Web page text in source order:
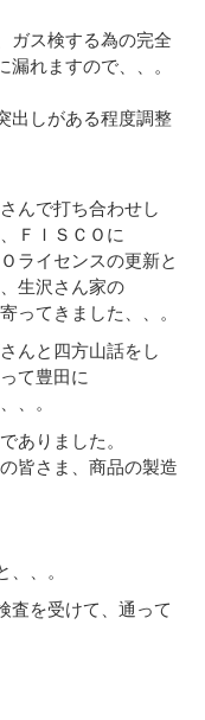
ガス検する為の完全
れますので、、。
出しがある程度調整
んで打ち合わせし
ＦＩＳＣＯに
ライセンスの更新と
生沢さん家の
ってきました、、。
んと四方山話をし
て豊田に
、。
ありました。
皆さま、商品の製造
、。
査を受けて、通って